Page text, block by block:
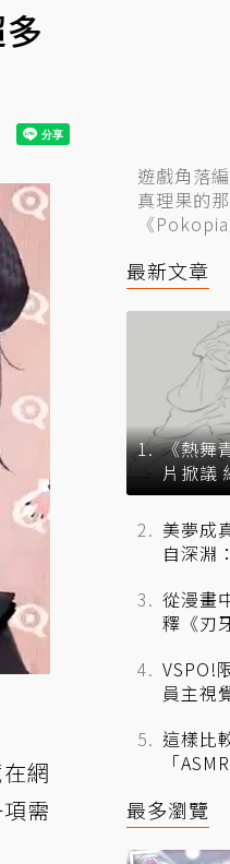
網
需
遊戲角落
真理果的
《
最新文章
《熱舞
片掀議
美夢成
自深淵
從漫畫
釋《刃
VSPO!
員主視
這樣比
「
最多瀏覽